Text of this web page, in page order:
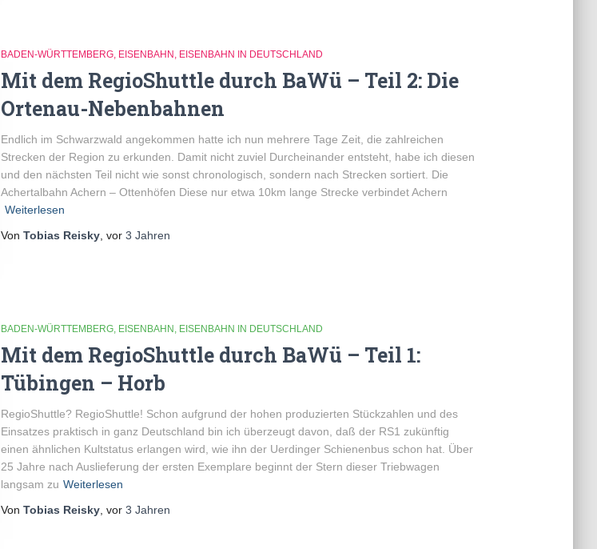
BADEN-WÜRTTEMBERG EISENBAHN EISENBAHN IN DEUTSCHLAND
Mit dem RegioShuttle durch BaWü – Teil 2: Die
Ortenau-Nebenbahnen
Endlich im Schwarzwald angekommen hatte ich nun mehrere Tage Zeit, die zahlreichen
Strecken der Region zu erkunden. Damit nicht zuviel Durcheinander entsteht, habe ich diesen
und den nächsten Teil nicht wie sonst chronologisch, sondern nach Strecken sortiert. Die
Achertalbahn Achern – Ottenhöfen Diese nur etwa 10km lange Strecke verbindet Achern
Weiterlesen
Von Tobias Reisky, vor 3 Jahren
BADEN-WÜRTTEMBERG EISENBAHN EISENBAHN IN DEUTSCHLAND
Mit dem RegioShuttle durch BaWü – Teil 1:
Tübingen – Horb
RegioShuttle? RegioShuttle! Schon aufgrund der hohen produzierten Stückzahlen und des
Einsatzes praktisch in ganz Deutschland bin ich überzeugt davon, daß der RS1 zukünftig
einen ähnlichen Kultstatus erlangen wird, wie ihn der Uerdinger Schienenbus schon hat. Über
25 Jahre nach Auslieferung der ersten Exemplare beginnt der Stern dieser Triebwagen
langsam zu Weiterlesen
Von Tobias Reisky, vor 3 Jahren